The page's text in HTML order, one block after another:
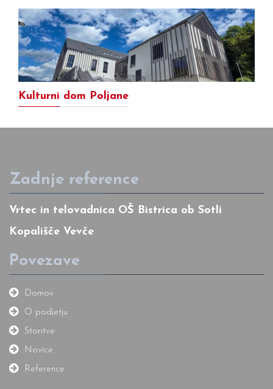
Kulturni dom Poljane
Zadnje reference
Vrtec in telovadnica OŠ Bistrica ob Sotli
Kopališče Vevče
Povezave
Domov
O podjetju
Storitve
Novice
Reference